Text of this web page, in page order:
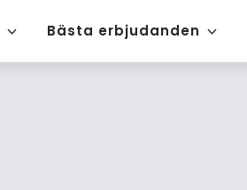
Bästa erbjudanden